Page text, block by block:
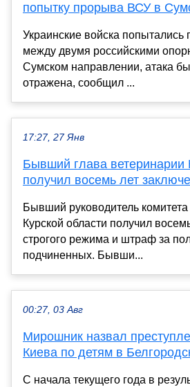
попытку прорыва ВСУ в
Украинские войска попытались
между двумя российскими
Сумском направлении, атака
отражена, сообщил ...
17:27, 27 Янв
Бывший глава ветеринарии
получил восемь лет
Бывший руководитель
Курской области получил
строгого режима и штраф за
подчиненных. Бывши...
00:27, 03 Авг
Мирошник назвал
Киева по детям в
С начала текущего года в